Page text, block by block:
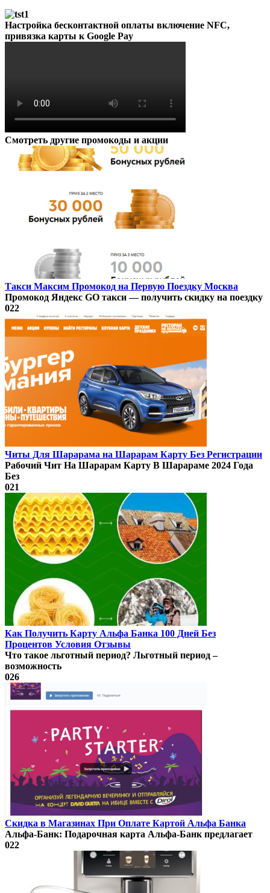
Настройка бесконтактной оплаты включение NFC,
привязка карты к Google Pay
Смотреть другие промокоды и акции
Такси Максим Промокод на Первую Поездку Москва
Промокод Яндекс GO такси — получить скидку на поездку
022
Читы Для Шарарама на Шарарам Карту Без Регистрации
Рабочий Чит На Шарарам Карту В Шарараме 2024 Года
Без
021
Как Получить Карту Альфа Банка 100 Дней Без
Процентов Условия Отзывы
Что такое льготный период? Льготный период –
возможность
026
Скидка в Магазинах При Оплате Картой Альфа Банка
Альфа-Банк: Подарочная карта Альфа-Банк предлагает
022